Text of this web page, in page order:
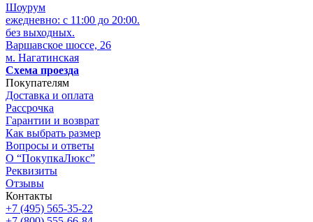
Шоурум
ежедневно: с 11:00 до 20:00.
без выходных.
Варшавское шоссе, 26
м. Нагатинская
Схема проезда
Покупателям
Доставка и оплата
Рассрочка
Гарантии и возврат
Как выбрать размер
Вопросы и ответы
О “ПокупкаЛюкс”
Реквизиты
Отзывы
Контакты
+7 (495) 565-35-22